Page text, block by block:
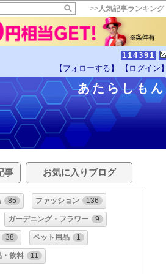
>>人気記事ランキング
114391
【フォローする】 【ログイン】
あたらしもん
事 お気に入りブログ
85 ファッション 136
ガーデニング・フラワー 9
38 ペット用品 1
・飲料 11